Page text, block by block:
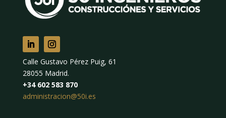
Calle Gustavo Pérez Puig, 61
28055 Madrid.
+34 602 583 870
administracion@50i.es